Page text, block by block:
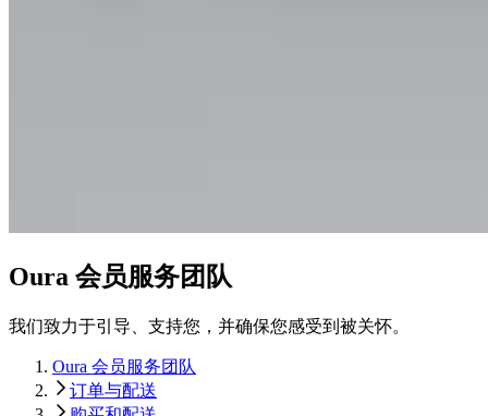
Oura 会员服务团队
我们致力于引导、支持您，并确保您感受到被关怀。
Oura 会员服务团队
订单与配送